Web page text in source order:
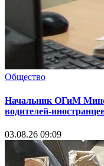
Общество
Начальник ОГиМ
водителей-
03.08.26 09:09